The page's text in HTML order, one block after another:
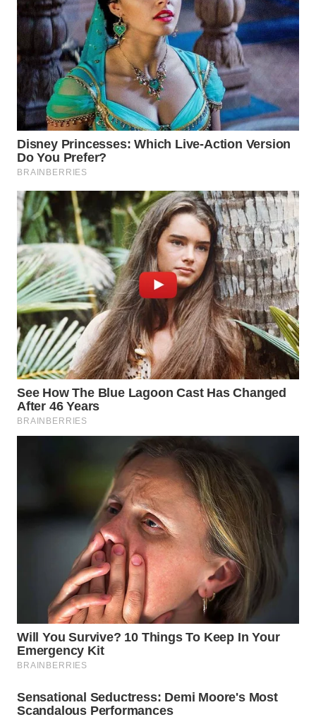
WN
SUMEDANG
WN
CIANJUR
WN
KEPULAUAN
SERIBU
WN
TANGERANG
WN
BINJAI
WN
CIREBON
WN
INDRAMAYU
WN
KUNINGAN
SUBANG
SUKABUMI
WN
PURWAKARTA
WN
TIMUR